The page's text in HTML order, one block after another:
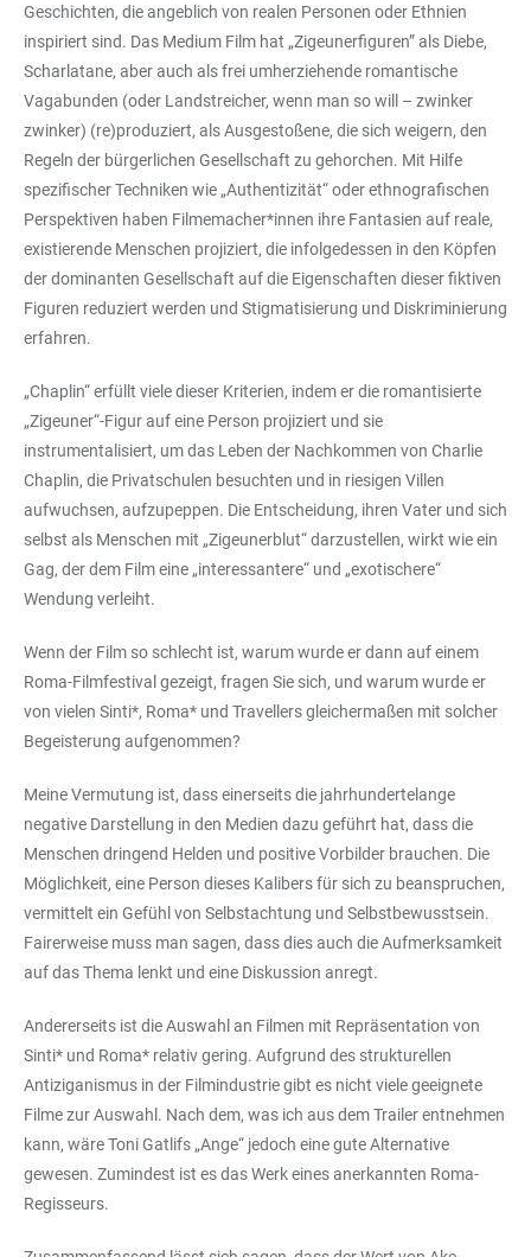
Geschichten, die angeblich von realen Personen oder Ethnien
inspiriert sind. Das Medium Film hat „Zigeunerfiguren” als Diebe,
Scharlatane, aber auch als frei umherziehende romantische
Vagabunden (oder Landstreicher, wenn man so will – zwinker
zwinker) (re)produziert, als Ausgestoßene, die sich weigern, den
Regeln der bürgerlichen Gesellschaft zu gehorchen. Mit Hilfe
spezifischer Techniken wie „Authentizität“ oder ethnografischen
Perspektiven haben Filmemacher*innen ihre Fantasien auf reale,
existierende Menschen projiziert, die infolgedessen in den Köpfen
der dominanten Gesellschaft auf die Eigenschaften dieser fiktiven
Figuren reduziert werden und Stigmatisierung und Diskriminierung
erfahren.
„Chaplin“ erfüllt viele dieser Kriterien, indem er die romantisierte
„Zigeuner“-Figur auf eine Person projiziert und sie
instrumentalisiert, um das Leben der Nachkommen von Charlie
Chaplin, die Privatschulen besuchten und in riesigen Villen
aufwuchsen, aufzupeppen. Die Entscheidung, ihren Vater und sich
selbst als Menschen mit „Zigeunerblut“ darzustellen, wirkt wie ein
Gag, der dem Film eine „interessantere“ und „exotischere“
Wendung verleiht.
Wenn der Film so schlecht ist, warum wurde er dann auf einem
Roma-Filmfestival gezeigt, fragen Sie sich, und warum wurde er
von vielen Sinti*, Roma* und Travellers gleichermaßen mit solcher
Begeisterung aufgenommen?
Meine Vermutung ist, dass einerseits die jahrhundertelange
negative Darstellung in den Medien dazu geführt hat, dass die
Menschen dringend Helden und positive Vorbilder brauchen. Die
Möglichkeit, eine Person dieses Kalibers für sich zu beanspruchen,
vermittelt ein Gefühl von Selbstachtung und Selbstbewusstsein.
Fairerweise muss man sagen, dass dies auch die Aufmerksamkeit
auf das Thema lenkt und eine Diskussion anregt.
Andererseits ist die Auswahl an Filmen mit Repräsentation von
Sinti* und Roma* relativ gering. Aufgrund des strukturellen
Antiziganismus in der Filmindustrie gibt es nicht viele geeignete
Filme zur Auswahl. Nach dem, was ich aus dem Trailer entnehmen
kann, wäre Toni Gatlifs „Ange“ jedoch eine gute Alternative
gewesen. Zumindest ist es das Werk eines anerkannten Roma-
Regisseurs.